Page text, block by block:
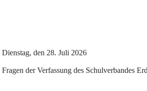
den 28. Juli 2026
der Verfassung des Schulverbandes